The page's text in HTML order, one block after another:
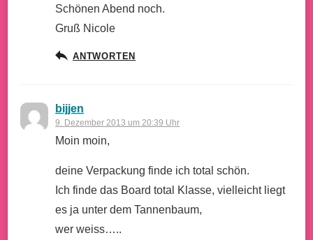
Schönen Abend noch.
Gruß Nicole
ANTWORTEN
bijjen
9. Dezember 2013 um 20:39 Uhr
Moin moin,
deine Verpackung finde ich total schön.
Ich finde das Board total Klasse, vielleicht liegt
es ja unter dem Tannenbaum,
wer weiss…..